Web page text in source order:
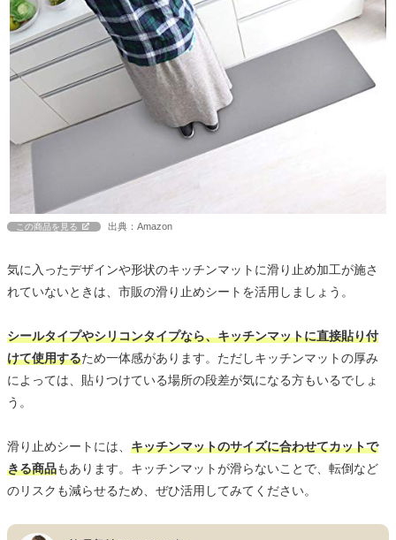
この商品を見る 出典：Amazon
気に入ったデザインや形状のキッチンマットに滑り止め加工が施さ
れていないときは、市販の滑り止めシートを活用しましょう。
シールタイプやシリコンタイプなら、キッチンマットに直接貼り付
けて使用するため一体感があります。ただしキッチンマットの厚み
によっては、貼りつけている場所の段差が気になる方もいるでしょ
う。
滑り止めシートには、 キッチンマットのサイズに合わせてカットで
きる商品もあります。キッチンマットが滑らないことで、転倒など
のリスクも減らせるため、ぜひ活用してみてください。